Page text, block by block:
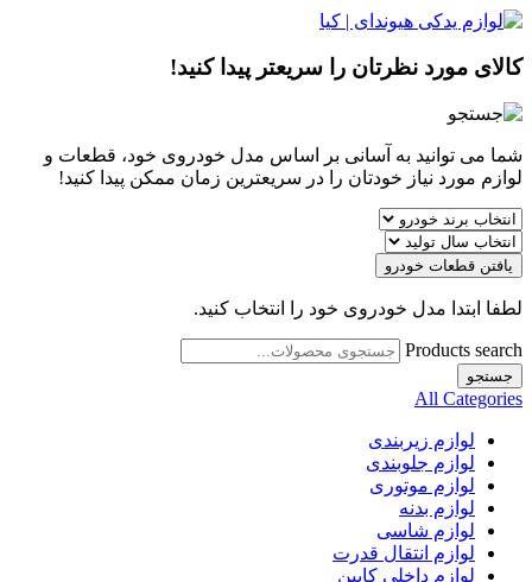
کالای مورد نظرتان را سریعتر پیدا کنید!
شما می توانید به آسانی بر اساس مدل خودروی خود، قطعات و
لوازم مورد نیاز خودتان را در سریعترین زمان ممکن پیدا کنید!
یافتن قطعات خودرو
لطفا ابتدا مدل خودروی خود را انتخاب کنید.
Products search
جستجو
All Categories
لوازم زیربندی
لوازم جلوبندی
لوازم موتوری
لوازم بدنه
لوازم شاسی
لوازم انتقال قدرت
لوازم داخلی کابین